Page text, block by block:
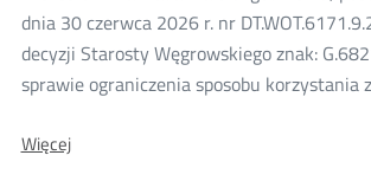
z
siedzibą
w
Poznaniu
dnia 30 czerwca 2026 r. nr
decyzji Starosty Węgrowskiego znak:
sprawie ograniczenia sposobu korzystania
WięcejWięcej